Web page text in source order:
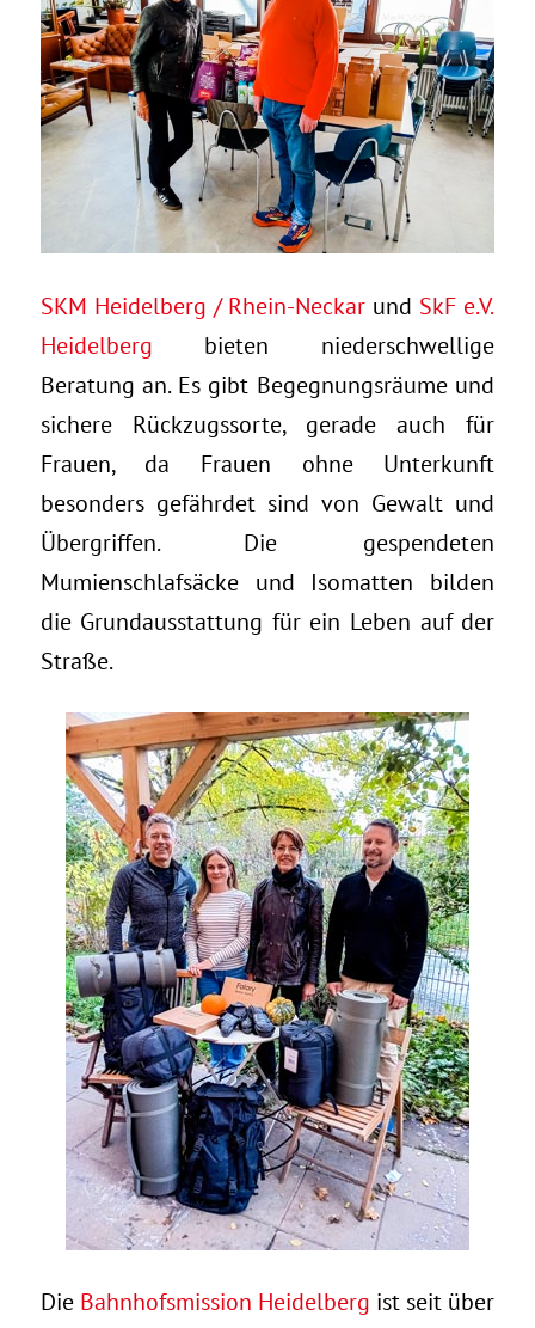
SKM Heidelberg / Rhein-Neckar und SkF e.V.
Heidelberg bieten niederschwellige
Beratung an. Es gibt Begegnungsräume und
sichere Rückzugssorte, gerade auch für
Frauen, da Frauen ohne Unterkunft
besonders gefährdet sind von Gewalt und
Übergriffen. Die gespendeten
Mumienschlafsäcke und Isomatten bilden
die Grundausstattung für ein Leben auf der
Straße.
Die Bahnhofsmission Heidelberg ist seit über